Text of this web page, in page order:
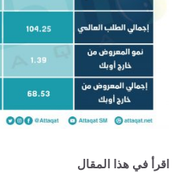
اقرأ في هذا المقال